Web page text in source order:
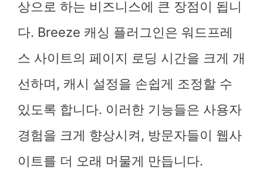
상으로 하는 비즈니스에 큰 장점이 됩니
다. Breeze 캐싱 플러그인은 워드프레
스 사이트의 페이지 로딩 시간을 크게 개
선하며, 캐시 설정을 손쉽게 조정할 수
있도록 합니다. 이러한 기능들은 사용자
경험을 크게 향상시켜, 방문자들이 웹사
이트를 더 오래 머물게 만듭니다.